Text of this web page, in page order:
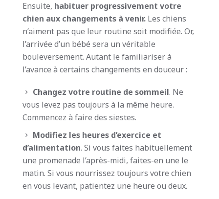
Ensuite, habituer progressivement votre
chien aux changements à venir. Les chiens
n’aiment pas que leur routine soit modifiée. Or,
l’arrivée d’un bébé sera un véritable
bouleversement. Autant le familiariser à
l’avance à certains changements en douceur :
Changez votre routine de sommeil. Ne
vous levez pas toujours à la même heure.
Commencez à faire des siestes.
Modifiez les heures d’exercice et
d’alimentation. Si vous faites habituellement
une promenade l’après-midi, faites-en une le
matin. Si vous nourrissez toujours votre chien
en vous levant, patientez une heure ou deux.